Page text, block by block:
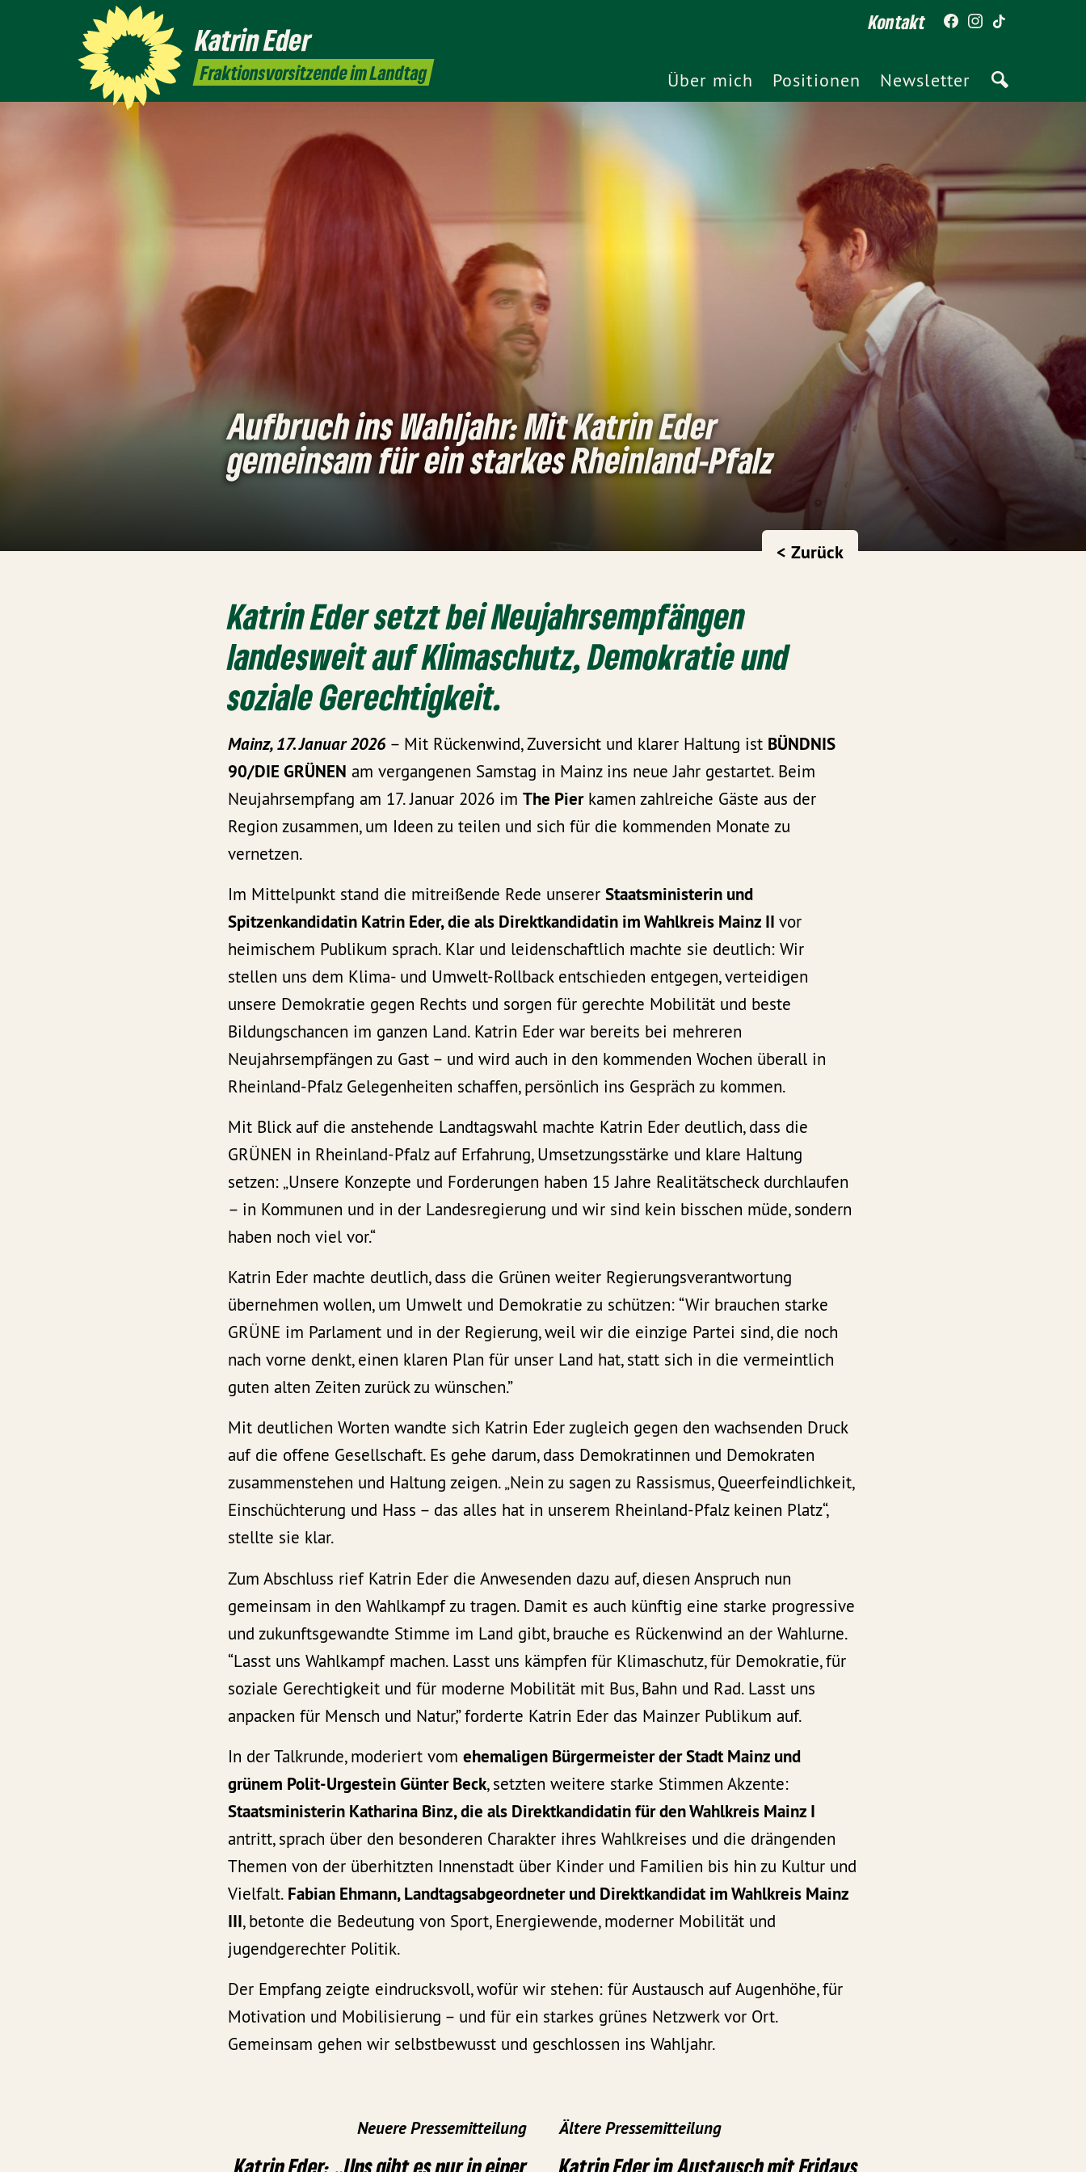
KatrinEder
Fraktionsvorsitzende im Landtag
Kontakt
Über mich Positionen Newsletter
Aufbruch ins Wahljahr: Mit Katrin Eder
gemeinsam für ein starkes Rheinland-Pfalz
< Zurück
Katrin Eder setzt bei Neujahrsempfängen
landesweit auf Klimaschutz, Demokratie und
soziale Gerechtigkeit.
Mainz, 17. Januar 2026 – Mit Rückenwind, Zuversicht und klarer Haltung ist BÜNDNIS
90/DIE GRÜNEN am vergangenen Samstag in Mainz ins neue Jahr gestartet. Beim
Neujahrsempfang am 17. Januar 2026 imThe Pierkamen zahlreiche Gäste aus der
Region zusammen, um Ideen zu teilen und sich für die kommenden Monate zu
vernetzen.
Im Mittelpunkt stand die mitreißende Rede unsererStaatsministerin und
Spitzenkandidatin Katrin Eder, die als Direktkandidatin im Wahlkreis Mainz IIvor
heimischem Publikum sprach. Klar und leidenschaftlich machte sie deutlich: Wir
stellen uns dem Klima- und Umwelt-Rollback entschieden entgegen, verteidigen
unsere Demokratie gegen Rechts und sorgen für gerechte Mobilität und beste
Bildungschancen im ganzen Land. Katrin Eder war bereits bei mehreren
Neujahrsempfängen zu Gast – und wird auch in den kommenden Wochen überall in
Rheinland-Pfalz Gelegenheiten schaffen, persönlich ins Gespräch zu kommen.
Mit Blick auf die anstehende Landtagswahl machte Katrin Eder deutlich, dass die
GRÜNEN in Rheinland-Pfalz auf Erfahrung, Umsetzungsstärke und klare Haltung
setzen: „Unsere Konzepte und Forderungen haben 15 Jahre Realitätscheck durchlaufen
– in Kommunen und in der Landesregierung und wir sind kein bisschen müde, sondern
haben noch viel vor.“
Katrin Eder machte deutlich, dass die Grünen weiter Regierungsverantwortung
übernehmen wollen, um Umwelt und Demokratie zu schützen: “Wir brauchen starke
GRÜNE im Parlament und in der Regierung, weil wir die einzige Partei sind, die noch
nach vorne denkt, einen klaren Plan für unser Land hat, statt sich in die vermeintlich
guten alten Zeiten zurück zu wünschen.”
Mit deutlichen Worten wandte sich Katrin Eder zugleich gegen den wachsenden Druck
auf die offene Gesellschaft. Es gehe darum, dass Demokratinnen und Demokraten
zusammenstehen und Haltung zeigen. „Nein zu sagen zu Rassismus, Queerfeindlichkeit,
Einschüchterung und Hass – das alles hat in unserem Rheinland-Pfalz keinen Platz“,
stellte sie klar.
Zum Abschluss rief Katrin Eder die Anwesenden dazu auf, diesen Anspruch nun
gemeinsam in den Wahlkampf zu tragen. Damit es auch künftig eine starke progressive
und zukunftsgewandte Stimme im Land gibt, brauche es Rückenwind an der Wahlurne.
“Lasst uns Wahlkampf machen. Lasst uns kämpfen für Klimaschutz, für Demokratie, für
soziale Gerechtigkeit und für moderne Mobilität mit Bus, Bahn und Rad. Lasst uns
anpacken für Mensch und Natur,” forderte Katrin Eder das Mainzer Publikum auf.
In der Talkrunde, moderiert vomehemaligen Bürgermeister der Stadt Mainz und
grünem Polit-Urgestein Günter Beck, setzten weitere starke Stimmen Akzente:
Staatsministerin Katharina Binz, die als Direktkandidatin für den Wahlkreis Mainz I
antritt, sprach über den besonderen Charakter ihres Wahlkreises und die drängenden
Themen von der überhitzten Innenstadt über Kinder und Familien bis hin zu Kultur und
Vielfalt. Fabian Ehmann, Landtagsabgeordneter und Direktkandidat im Wahlkreis Mainz
III, betonte die Bedeutung von Sport, Energiewende, moderner Mobilität und
jugendgerechter Politik.
Der Empfang zeigte eindrucksvoll, wofür wir stehen: für Austausch auf Augenhöhe, für
Motivation und Mobilisierung – und für ein starkes grünes Netzwerk vor Ort.
Gemeinsam gehen wir selbstbewusst und geschlossen ins Wahljahr.
Neuere Pressemitteilung
Katrin Eder: „Uns gibt es nur in einer
Ältere Pressemitteilung
Katrin Eder im Austausch mit Fridays